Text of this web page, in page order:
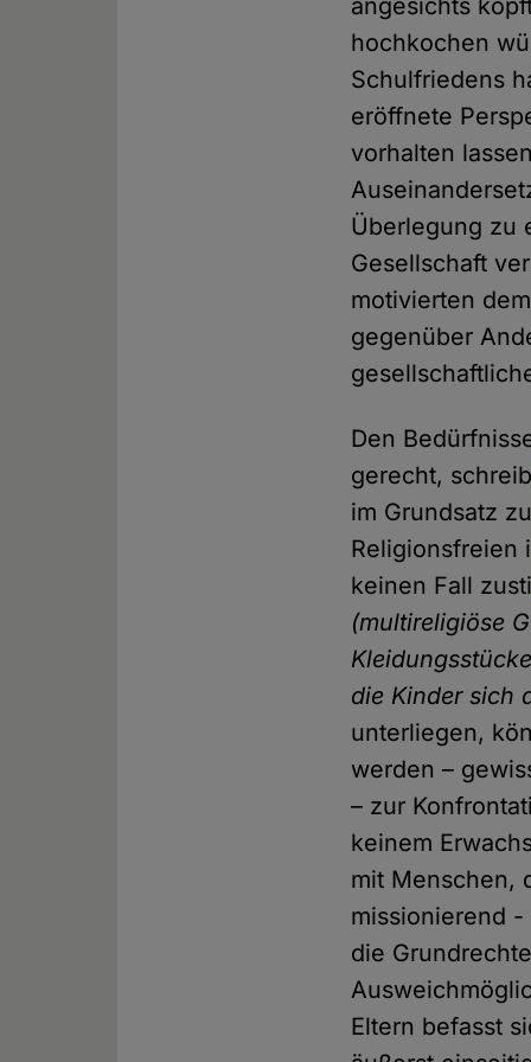
angesichts
hochkochen
Schulfriedens
eröffnete
vorhalten
Überlegung zu
Gesellschaft
motivierten
gegenüber
Den
gerecht,
im Grundsatz
Religionsfreien
keinen Fall
(multireligiöse
die Kinder sich
unterliegen,
werden –
– zur
keinem
mit Menschen,
missionierend -
die
Eltern befasst